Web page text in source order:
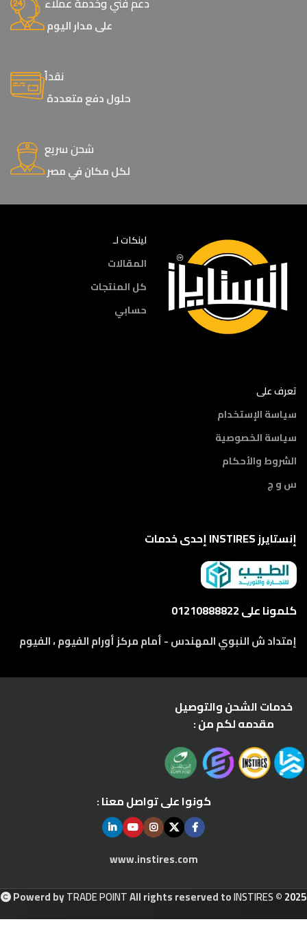
على مدار اليوم
نقداً
حلول دفع متعددة
شحن سريع
لكل مكان في مصر
لينكات لـ
المقالات
كل المنتجات
حسابي
تعرف على
سياسة الإستخدام
سياسة الخصوصية
الشروط والأحكام
س و ج
إنستايرز INSTIRES إحدى خدمات
كلمونا على 01210888822
إمتداد ش النبوي المهندس - أمام مركز أورام الفيوم ، الفيوم
خدمات الشحن والتوصيل
مقدمه لكم من :
كونوا على تواصل معنا :
www.instires.com
Powerd byTRADE POINTAll rights reserved toINSTIRES© 2025